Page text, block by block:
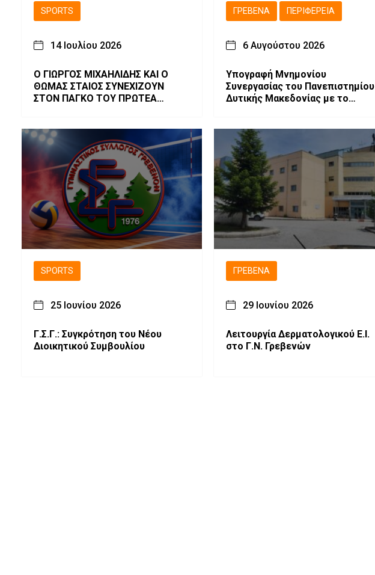
SPORTS
14 Ιουλίου 2026
Ο ΓΙΩΡΓΟΣ ΜΙΧΑΗΛΙΔΗΣ ΚΑΙ Ο
ΘΩΜΑΣ ΣΤΑΙΟΣ ΣΥΝΕΧΙΖΟΥΝ
ΣΤΟΝ ΠΑΓΚΟ ΤΟΥ ΠΡΩΤΕΑ
ΓΡΕΒΕΝΆ ΠΕΡΙΦΈΡΕΙΑ
6 Αυγούστου 2026
Υπογραφή Μνημονίου
Συνεργασίας του Πανεπιστημίου
Δυτικής Μακεδονίας με το
SPORTS
25 Ιουνίου 2026
Γ.Σ.Γ.: Συγκρότηση του Νέου
Διοικητικού Συμβουλίου
ΓΡΕΒΕΝΆ
29 Ιουνίου 2026
Λειτουργία Δερματολογικού Ε.Ι.
στο Γ.Ν. Γρεβενών